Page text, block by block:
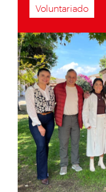
Voluntariado